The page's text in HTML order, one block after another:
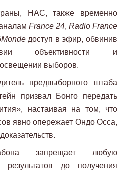
HAC, также временно
France 24, Radio France
доступ в эфир, обвинив
объективности и
выборов.
предвыборного штаба
призвал Бонго передать
настаивая на том, что
явно опережает Ондо Осса,
запрещает любую
результатов до получения